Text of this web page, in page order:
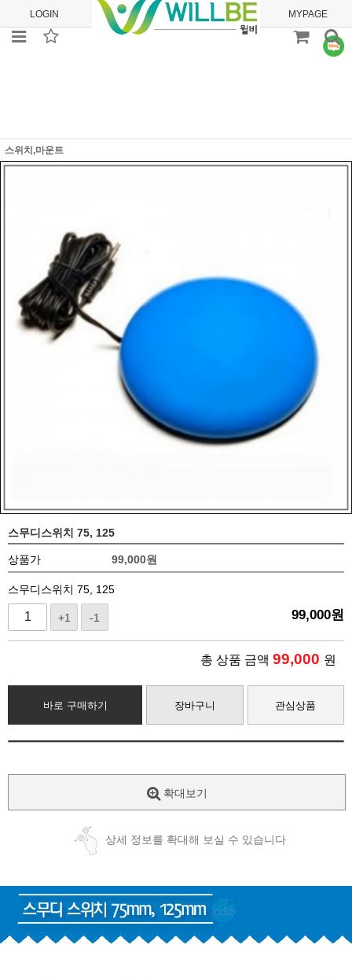
LOGIN JOIN ORDER MYPAGE
스위치,마운트
스무디스위치 75, 125
상품가 99,000원
스무디스위치 75, 125
+1 -1 99,000원
총 상품 금액 99,000 원
바로 구매하기 장바구니 관심상품
확대보기
상세 정보를 확대해 보실 수 있습니다